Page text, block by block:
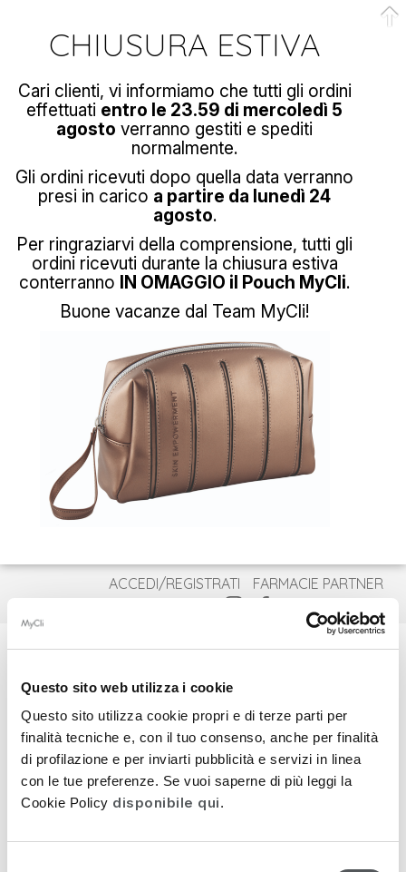
Questo sito web utilizza i cookie
Questo sito utilizza cookie propri e di terze parti per
finalità tecniche e, con il tuo consenso, anche per finalità
di profilazione e per inviarti pubblicità e servizi in linea
con le tue preferenze. Se vuoi saperne di più leggi la
Cookie Policy disponibile qui.
ACCEDI/REGISTRATI
FARMACIE PARTNER
COSMECEUTICI
INTEGRATORI
BESTSELLER
NOVITÀ
CHIUSURA ESTIVA
Cari clienti, vi informiamo che tutti gli ordini
effettuati entro le 23.59 di mercoledì 5
agosto verranno gestiti e spediti
normalmente.
Gli ordini ricevuti dopo quella data verranno
presi in carico a partire da lunedì 24
agosto.
Per ringraziarvi della comprensione, tutti gli
ordini ricevuti durante la chiusura estiva
conterranno IN OMAGGIO il Pouch MyCli.
Buone vacanze dal Team MyCli!